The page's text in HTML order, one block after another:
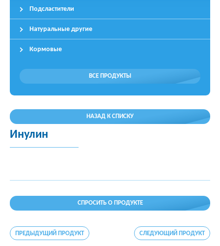
Подсластители
Натуральные другие
Кормовые
ВСЕ ПРОДУКТЫ
НАЗАД К СПИСКУ
Инулин
СПРОСИТЬ О ПРОДУКТЕ
ПРЕДЫДУЩИЙ ПРОДУКТ СЛЕДУЮЩИЙ ПРОДУКТ